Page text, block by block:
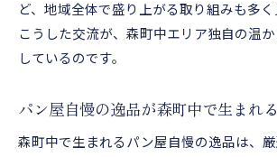
ど、地域全体で盛り上がる取り組みも多く
こうした交流が、森町中エリア独自の温
しているのです。
パン屋自慢の逸品が森町中で生まれ
森町中で生まれるパン屋自慢の逸品は、